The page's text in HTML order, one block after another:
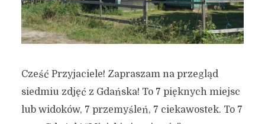
Cześć Przyjaciele! Zapraszam na przegląd
siedmiu zdjęć z Gdańska! To 7 pięknych miejsc
lub widoków, 7 przemyśleń, 7 ciekawostek. To 7